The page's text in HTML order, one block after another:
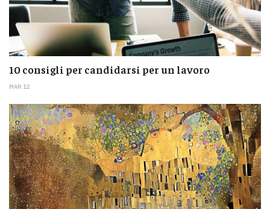
10 consigli per candidarsi per un lavoro
MAR 12